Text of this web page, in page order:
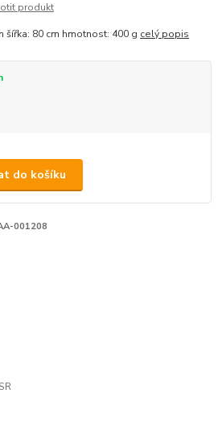
produkt
šířka: 80 cm hmotnost: 400 g celý popis
do košíku
001208